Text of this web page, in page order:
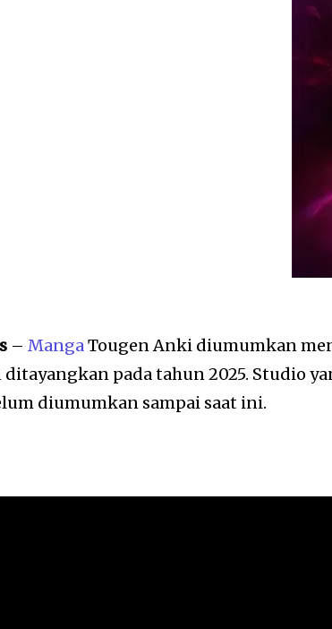
–MangaTougen Anki diumumkan
pada tahun 2025. Studio
diumumkan sampai saat ini.